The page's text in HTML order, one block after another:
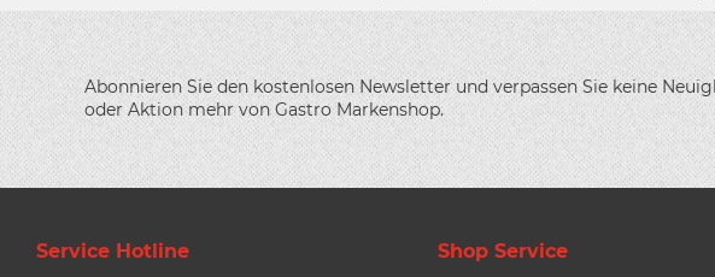
Abonnieren Sie den kostenlosen Newsletter und verpassen Sie keine
oder Aktion mehr von Gastro Markenshop.
Service Hotline Shop Service